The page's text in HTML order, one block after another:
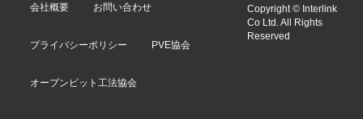
会社概要 お問い合わせ
プライバシーポリシー PVE協会
オープンピット工法協会
Copyright © Interlink
Co Ltd. All Rights
Reserved